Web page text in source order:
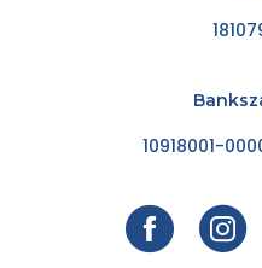
10918001-